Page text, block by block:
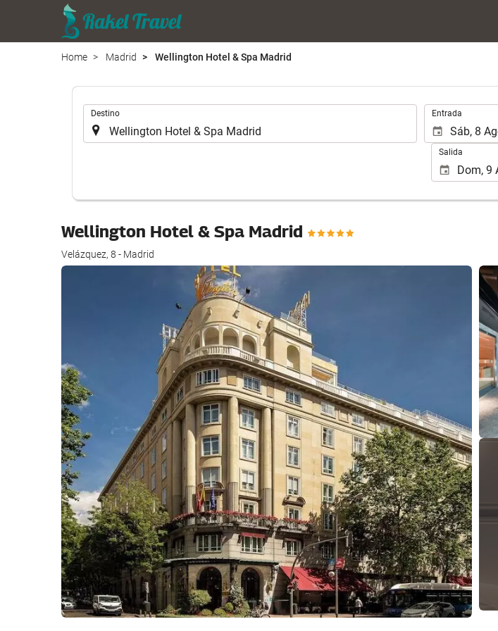
Home Madrid Wellington Hotel & Spa Madrid
Destino Entrada
Salida
Wellington Hotel & Spa Madrid
Velázquez, 8 - Madrid